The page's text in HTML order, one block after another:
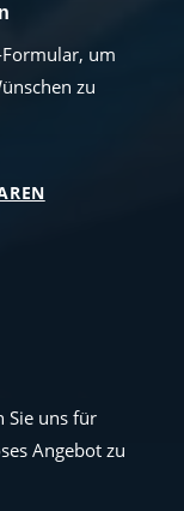
um
zu
Sie uns für
Angebot zu